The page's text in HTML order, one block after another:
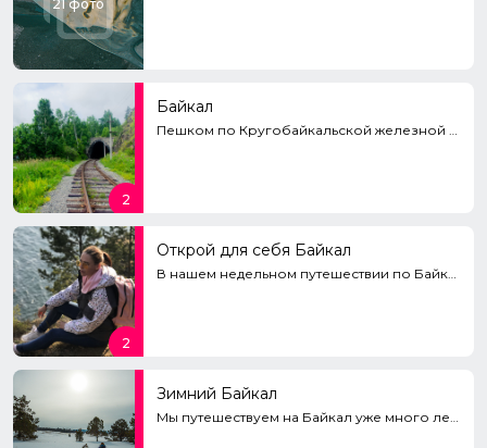
21 фото
2
Байкал
Пешком по Кругобайкальской железной дороге.Остров Ольхон — кемпинг на пляже, скала Шаманка, мыс Хобо...
2
Открой для себя Байкал
В нашем недельном путешествии по Байкалу мы успели посетить несколько прекрасных мест, которыми мне...
Зимний Байкал
Мы путешествуем на Байкал уже много лет. Опыт десятков походов по разным уголкам показал однозначно:...